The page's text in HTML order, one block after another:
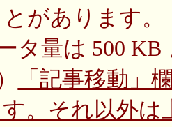
があります。
タ量は 500 KB
「記事移動」
。それ以外は